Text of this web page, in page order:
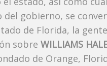
gobierno, se
de Florida, la
sobre WILLIAMS
de Orange,